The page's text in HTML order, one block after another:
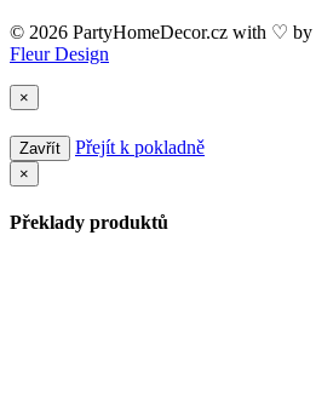
© 2026 PartyHomeDecor.cz with ♡ by
Fleur Design
×
Zavřít Přejít k pokladně
×
Překlady produktů